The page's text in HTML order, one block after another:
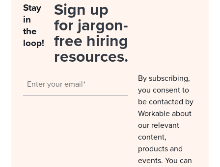
Stay
in
the
loop!
Sign up
for jargon-
free hiring
resources.
By subscribing,
you consent to
be contacted by
Workable about
our relevant
content,
products and
events. You can